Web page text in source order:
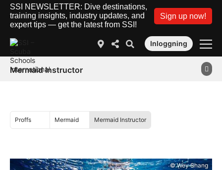
SSI NEWSLETTER: Dive destinations,
training insights, industry updates, and
expert tips — get the latest from SSI!
Sign up now!
Inloggning
Mermaid Instructor
Proffs Mermaid Mermaid Instructor
© Wey Shang